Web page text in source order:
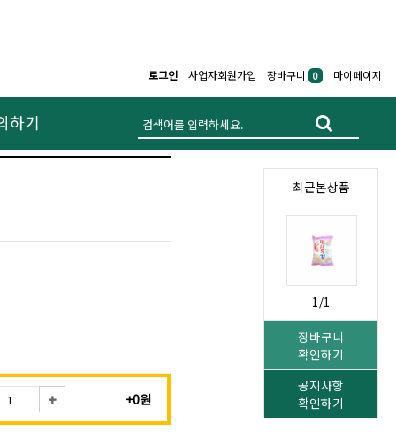
로그인 사업자회원가입 장바구니 0 마이페이지
하기
+0원
최근본상품
1/1
장바구니
확인하기
공지사항
확인하기